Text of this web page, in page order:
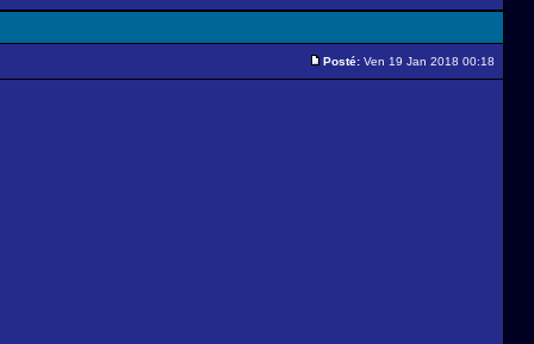
Posté: Ven 19 Jan 2018 00:18